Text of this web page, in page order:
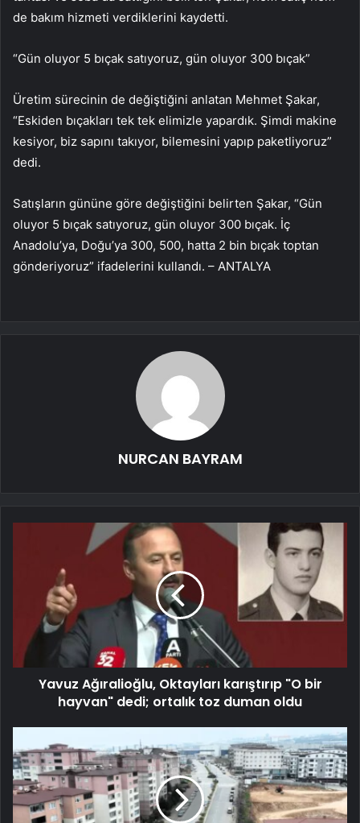
de bakım hizmeti verdiklerini kaydetti.
“Gün oluyor 5 bıçak satıyoruz, gün oluyor 300 bıçak”
Üretim sürecinin de değiştiğini anlatan Mehmet Şakar,
“Eskiden bıçakları tek tek elimizle yapardık. Şimdi makine
kesiyor, biz sapını takıyor, bilemesini yapıp paketliyoruz”
dedi.
Satışların gününe göre değiştiğini belirten Şakar, “Gün
oluyor 5 bıçak satıyoruz, gün oluyor 300 bıçak. İç
Anadolu’ya, Doğu’ya 300, 500, hatta 2 bin bıçak toptan
gönderiyoruz” ifadelerini kullandı. – ANTALYA
NURCAN BAYRAM
Yavuz Ağıralioğlu, Oktayları karıştırıp "O bir
hayvan" dedi; ortalık toz duman oldu